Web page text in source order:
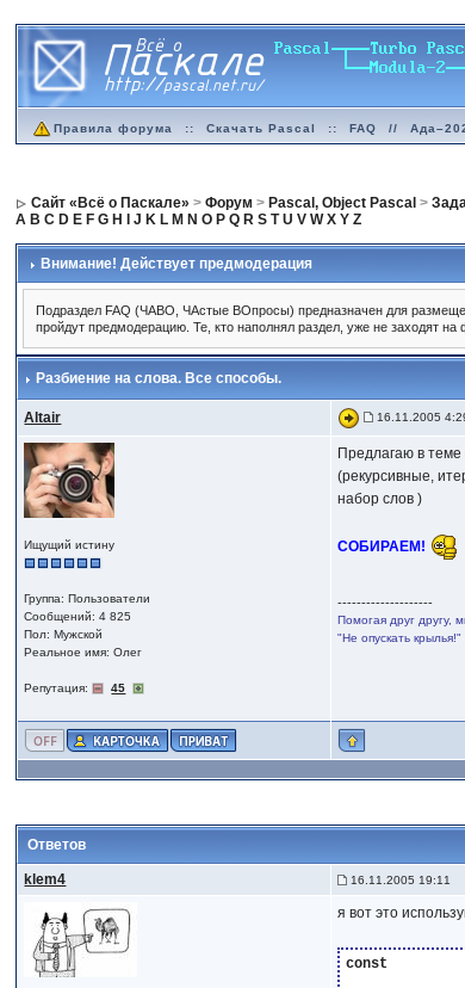
Правила форума :: Скачать Pascal :: FAQ //
Сайт «Всё о Паскале» >Форум > Pascal, Object Pascal >
A B C D E F G H J K L M N O P Q R S T U V W X Y Z
Внимание! Действует предмодерация
Подраздел FAQ (ЧАВО, ЧАстые ВОпросы) предназначен для
пройдут предмодерацию. Те, кто наполнял раздел, уже не заходят
Разбиение на слова. Все способы.
Altair 16.11.2005
Ищущий истину
Группа: Пользователи
Сообщений: 4 825
Пол: Мужской
Реальное имя: Олег
Репутация: 45
Предлагаю в теме
(рекурсивные,
набор слов )
СОБИРАЕМ!
--------------------
Помогая друг другу,
"Не опускать крылья!"
Ответов
klem4 16.11.2005 19:11
я вот это
const